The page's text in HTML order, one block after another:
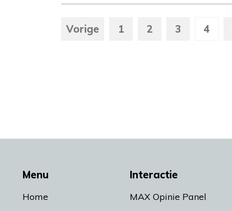
Vorige 1 2 3 4
Menu
Home
Interactie
MAX Opinie Panel